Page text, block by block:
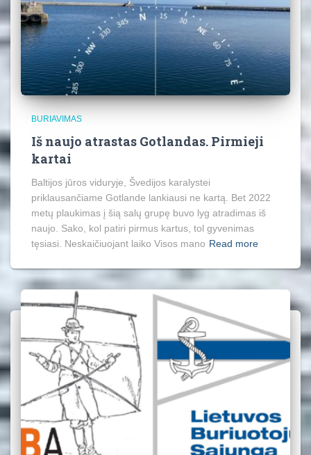
BURIAVIMAS
Iš naujo atrastas Gotlandas. Pirmieji
kartai
Baltijos jūros viduryje, Švedijos karalystei
priklausančiame Gotlande lankiausi ne kartą. Bet 2022
metų plaukimas į šią salų grupę buvo lyg atradimas iš
naujo. Sako, kol patiri pirmus kartus, tol gyvenimas
tęsiasi. Neskaičiuojant laiko Visos mano Read more